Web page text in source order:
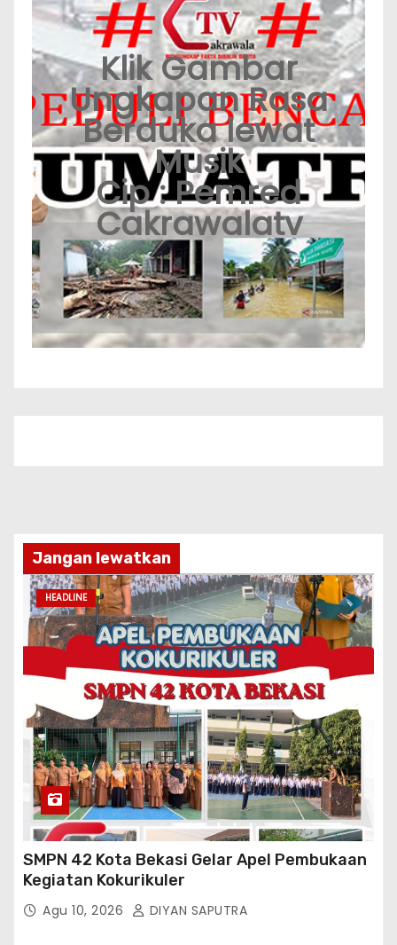
Klik Gambar
Ungkapan Rasa
Berduka lewat
Musik
Cip : Pemred
Cakrawalatv
Jangan lewatkan
HEADLINE
SMPN 42 Kota Bekasi Gelar Apel Pembukaan
Kegiatan Kokurikuler
Agu 10, 2026 DIYAN SAPUTRA